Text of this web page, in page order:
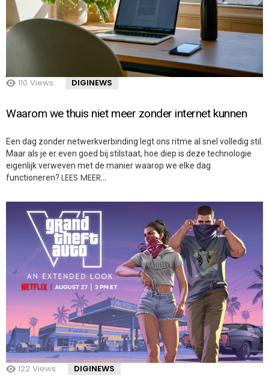
110 Views DIGINEWS
Waarom we thuis niet meer zonder internet kunnen
Een dag zonder netwerkverbinding legt ons ritme al snel volledig stil.
Maar als je er even goed bij stilstaat, hoe diep is deze technologie
eigenlijk verweven met de manier waarop we elke dag
functioneren? LEES MEER…
122 Views DIGINEWS